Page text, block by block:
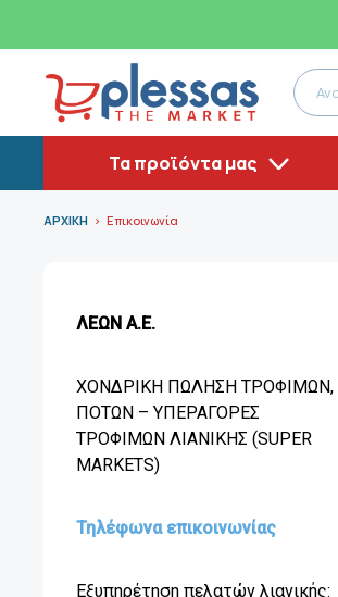
Τα προϊόντα μας
ΑΡΧΙΚΗ Επικοινωνία
ΛΕΩΝ Α.Ε.
XΟΝΔΡΙΚΗ ΠΩΛΗΣΗ ΤΡΟΦΙΜΩΝ,
ΠΟΤΩΝ – ΥΠΕΡΑΓΟΡΕΣ
ΤΡΟΦΙΜΩΝ ΛΙΑΝΙΚΗΣ (SUPER
MARKETS)
Τηλέφωνα επικοινωνίας
Εξυπηρέτηση πελατών λιανικής: